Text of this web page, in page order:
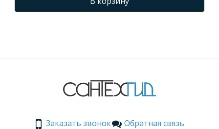
Заказать звонок Обратная связь